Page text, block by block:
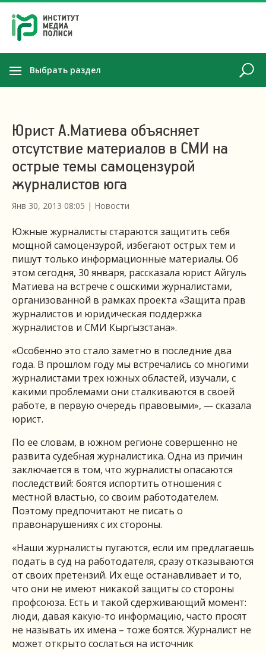
Выбрать раздел
Юрист А.Матиева объясняет
отсутствие материалов в СМИ на
острые темы самоцензурой
журналистов юга
Янв 30, 2013 08:05 | Новости
Южные журналисты стараются защитить себя
мощной самоцензурой, избегают острых тем и
пишут только информационные материалы. Об
этом сегодня, 30 января, рассказала юрист Айгуль
Матиева на встрече с ошскими журналистами,
организованной в рамках проекта «Защита прав
журналистов и юридическая поддержка
журналистов и СМИ Кыргызстана».
«Особенно это стало заметно в последние два
года. В прошлом году мы встречались со многими
журналистами трех южных областей, изучали, с
какими проблемами они сталкиваются в своей
работе, в первую очередь правовыми», — сказала
юрист.
По ее словам, в южном регионе совершенно не
развита судебная журналистика. Одна из причин
заключается в том, что журналисты опасаются
последствий: боятся испортить отношения с
местной властью, со своим работодателем.
Поэтому предпочитают не писать о
правонарушениях с их стороны.
«Наши журналисты пугаются, если им предлагаешь
подать в суд на работодателя, сразу отказываются
от своих претензий. Их еще останавливает и то,
что они не имеют никакой защиты со стороны
профсоюза. Есть и такой сдерживающий момент:
люди, давая какую-то информацию, часто просят
не называть их имена – тоже боятся. Журналист не
может открыто сослаться на источник